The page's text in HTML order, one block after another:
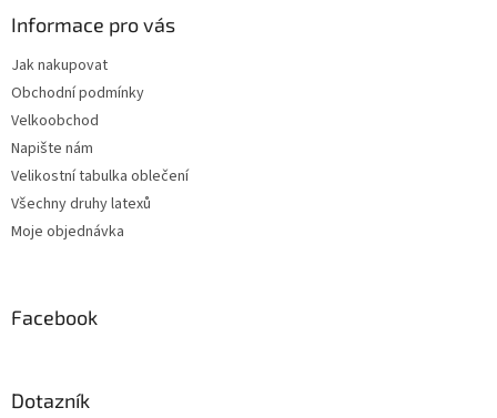
Informace pro vás
Jak nakupovat
Obchodní podmínky
Velkoobchod
Napište nám
Velikostní tabulka oblečení
Všechny druhy latexů
Moje objednávka
Facebook
Dotazník